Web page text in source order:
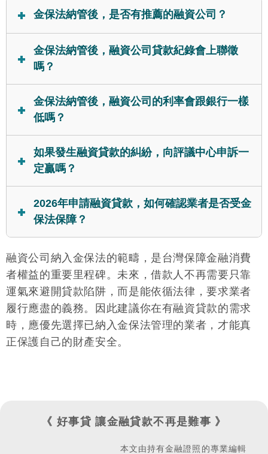
金保法納管後，是否有推薦的融資公司？
建議可以向好事貸 做諮詢。因為法規限制，融資公司
不得對一般民眾放款，所有融資貸款須透過簽約經銷
僅能獲得所需的資金，還能確保你在整個貸款過程
中，都受到金保法的嚴格保障。
金保法納管後，融資公司貸款紀錄會上聯徵
嗎？
融資貸款紀錄不會上聯徵。目前，個人向融資公司申
請的貸款，其借款資訊與還款狀況，並不會上傳至聯
金保法納管後，融資公司的利率會跟銀行一樣
低嗎？
不會。金保法宗旨在於保護消費者，讓融資貸款的利
率更透明化，並非直接干預市場利率。而且融資公司
如果發生融資貸款的糾紛，向評議中心申訴一
定贏嗎？
不一定。評議中心會基於借貸雙方所提出的事證，依
據法規做出合理公正的評議，因此並不會偏袒任何一
2026年申請融資貸款，如何確認業者是否受金
保法保障？
截至2026年，金管會仍維持三階段納管策略，目前共
有39家大型融資租賃公司（含三大龍頭）已穩定運作
納管機制。建議申請融資貸款前，務必到金管會網站
查詢納管業者的名單，才能確保自身的權益。
融資公司納入金保法的範疇，是台灣保障金融消費
者權益的重要里程碑。未來，借款人不再需要只靠
運氣來避開貸款陷阱，而是能依循法律，要求業者
履行應盡的義務。因此建議你在有融資貸款的需求
時，應優先選擇已納入金保法管理的業者，才能真
正保護自己的財產安全。
《 好事貸 讓金融貸款不再是難事 》
本文由持有金融證照的專業編輯